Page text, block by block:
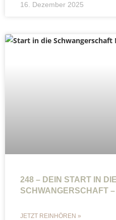
16. Dezember 2025
248 – DEIN START IN DIE
SCHWANGERSCHAFT –
JETZT REINHÖREN »